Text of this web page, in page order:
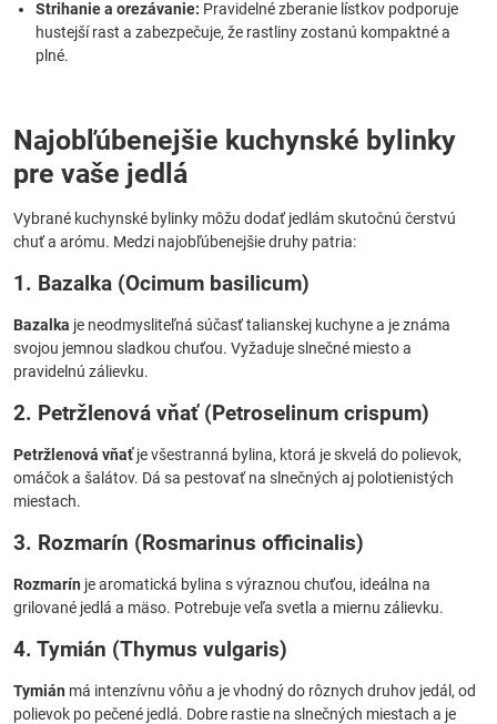
Strihanie a orezávanie: Pravidelné zberanie lístkov podporuje
hustejší rast a zabezpečuje, že rastliny zostanú kompaktné a
plné.
Najobľúbenejšie kuchynské bylinky
pre vaše jedlá
Vybrané kuchynské bylinky môžu dodať jedlám skutočnú čerstvú
chuť a arómu. Medzi najobľúbenejšie druhy patria:
1. Bazalka (Ocimum basilicum)
Bazalka je neodmysliteľná súčasť talianskej kuchyne a je známa
svojou jemnou sladkou chuťou. Vyžaduje slnečné miesto a
pravidelnú zálievku.
2. Petržlenová vňať (Petroselinum crispum)
Petržlenová vňaťje všestranná bylina, ktorá je skvelá do polievok,
omáčok a šalátov. Dá sa pestovať na slnečných aj polotienistých
miestach.
3. Rozmarín (Rosmarinus officinalis)
Rozmarín je aromatická bylina s výraznou chuťou, ideálna na
grilované jedlá a mäso. Potrebuje veľa svetla a miernu zálievku.
4. Tymián (Thymus vulgaris)
Tymián má intenzívnu vôňu a je vhodný do rôznych druhov jedál, od
polievok po pečené jedlá. Dobre rastie na slnečných miestach a je